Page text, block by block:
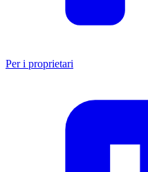
Per i proprietari